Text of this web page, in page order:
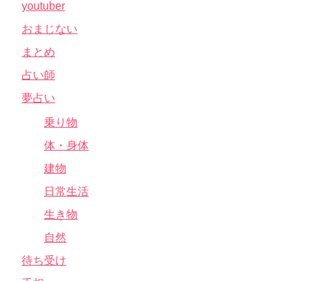
youtuber
おまじない
まとめ
占い師
夢占い
乗り物
体・身体
建物
日常生活
生き物
自然
待ち受け